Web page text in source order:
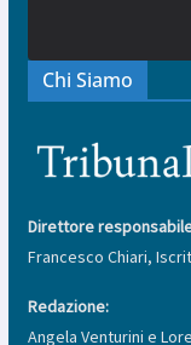
Chi Siamo
Direttore
Francesco Chiari,
Redazione:
Angela Venturini e